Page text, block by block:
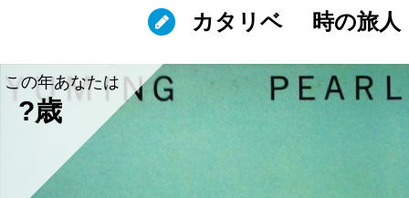
カタリベ 時の旅人
この年あなたは
?歳